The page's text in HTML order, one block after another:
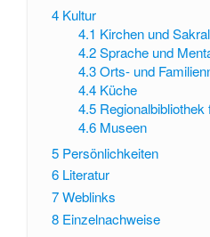
4 Kultur
4.1 Kirchen und
4.2 Sprache und
4.3 Orts- und
4.4 Küche
4.5
4.6 Museen
5 Persönlichkeiten
6 Literatur
7Weblinks
8 Einzelnachweise